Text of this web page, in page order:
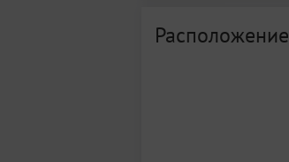
Расположение